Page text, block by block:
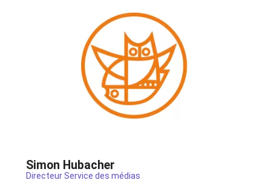
Simon Hubacher
Directeur Service des médias